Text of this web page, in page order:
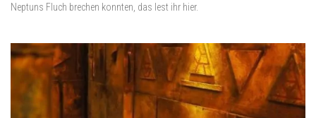
Neptuns Fluch brechen konnten, das lest ihr hier.